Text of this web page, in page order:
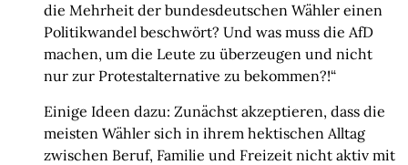
die Mehrheit der bundesdeutschen Wähler einen
Politikwandel beschwört? Und was muss die AfD
machen, um die Leute zu überzeugen und nicht
nur zur Protestalternative zu bekommen?!“
Einige Ideen dazu: Zunächst akzeptieren, dass die
meisten Wähler sich in ihrem hektischen Alltag
zwischen Beruf, Familie und Freizeit nicht aktiv mit